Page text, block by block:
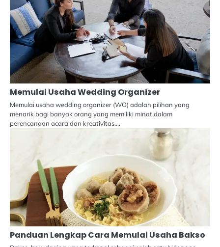
Memulai Usaha Wedding Organizer
Memulai usaha wedding organizer (WO) adalah pilihan yang
menarik bagi banyak orang yang memiliki minat dalam
perencanaan acara dan kreativitas.…
Panduan Lengkap Cara Memulai Usaha Bakso